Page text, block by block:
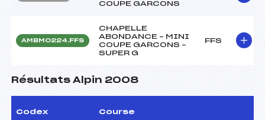
COUPE GARCONS
AMBM0224.FFS
CHAPELLE
ABONDANCE – MINI
COUPE GARCONS –
SUPER G
FFS
Résultats Alpin 2008
Codex Course